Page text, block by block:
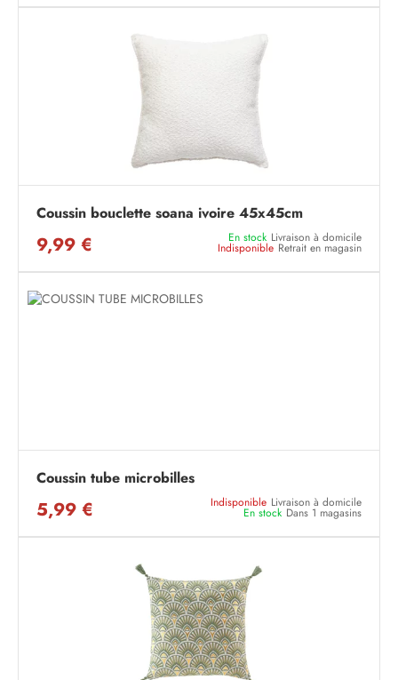
Coussin bouclette soana ivoire 45x45cm
9,99 € En stock Livraison à domicile
Indisponible Retrait en magasin
Coussin tube microbilles
5,99 € Indisponible Livraison à domicile
En stock Dans 1 magasins